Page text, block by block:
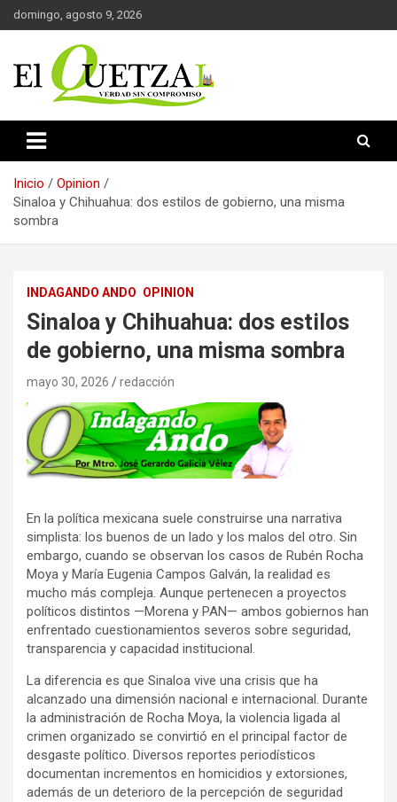
Saltar
al
domingo, agosto 9, 2026
El Quetzal de Cholula
Inicio
Opinion
Sinaloa y Chihuahua: dos estilos de gobierno, una misma
sombra
INDAGANDO ANDO OPINION
Sinaloa y Chihuahua: dos estilos
de gobierno, una misma sombra
mayo 30, 2026 redacción
En la política mexicana suele construirse una narrativa
simplista: los buenos de un lado y los malos del otro. Sin
embargo, cuando se observan los casos de Rubén Rocha
Moya y María Eugenia Campos Galván, la realidad es
mucho más compleja. Aunque pertenecen a proyectos
políticos distintos —Morena y PAN— ambos gobiernos han
enfrentado cuestionamientos severos sobre seguridad,
transparencia y capacidad institucional.
La diferencia es que Sinaloa vive una crisis que ha
alcanzado una dimensión nacional e internacional. Durante
la administración de Rocha Moya, la violencia ligada al
crimen organizado se convirtió en el principal factor de
desgaste político. Diversos reportes periodísticos
documentan incrementos en homicidios y extorsiones,
además de un deterioro de la percepción de seguridad